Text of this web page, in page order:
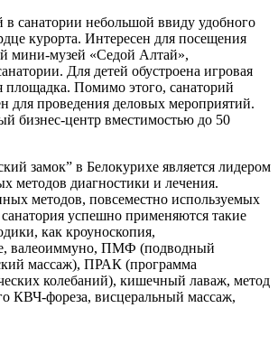
в санатории небольшой ввиду удобного
курорта. Интересен для посещения
мини-музей «Седой Алтай»,
Для детей обустроена игровая
площадка. Помимо этого, санаторий
для проведения деловых мероприятий.
бизнес-центр вместимостью до 50
замок” в Белокурихе является лидером
методов диагностики и лечения.
методов, повсеместно используемых
санатория успешно применяются такие
как кроуноскопия,
валеоиммуно, ПМФ (подводный
массаж), ПРАК (программа
колебаний), кишечный лаваж, метод
КВЧ-фореза, висцеральный массаж,